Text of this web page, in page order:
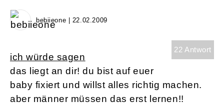
bebiieone | 22.02.2009
22 Antwort
ich würde sagen
das liegt an dir! du bist auf euer
baby fixiert und willst alles richtig machen.
aber männer müssen das erst lernen!!